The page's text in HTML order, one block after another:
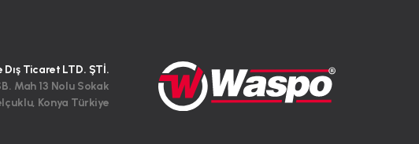
Dış Ticaret LTD. ŞTİ.
Mah 13 Nolu Sokak
Konya Türkiye